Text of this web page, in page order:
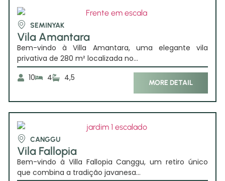
SEMINYAK
Vila Amantara
Bem-vindo à Villa Amantara, uma elegante vila
privativa de 280 m² localizada no...
10
4 4,5
MORE DETAIL
CANGGU
Vila Fallopia
Bem-vindo à Villa Fallopia Canggu, um retiro único
que combina a tradição javanesa...